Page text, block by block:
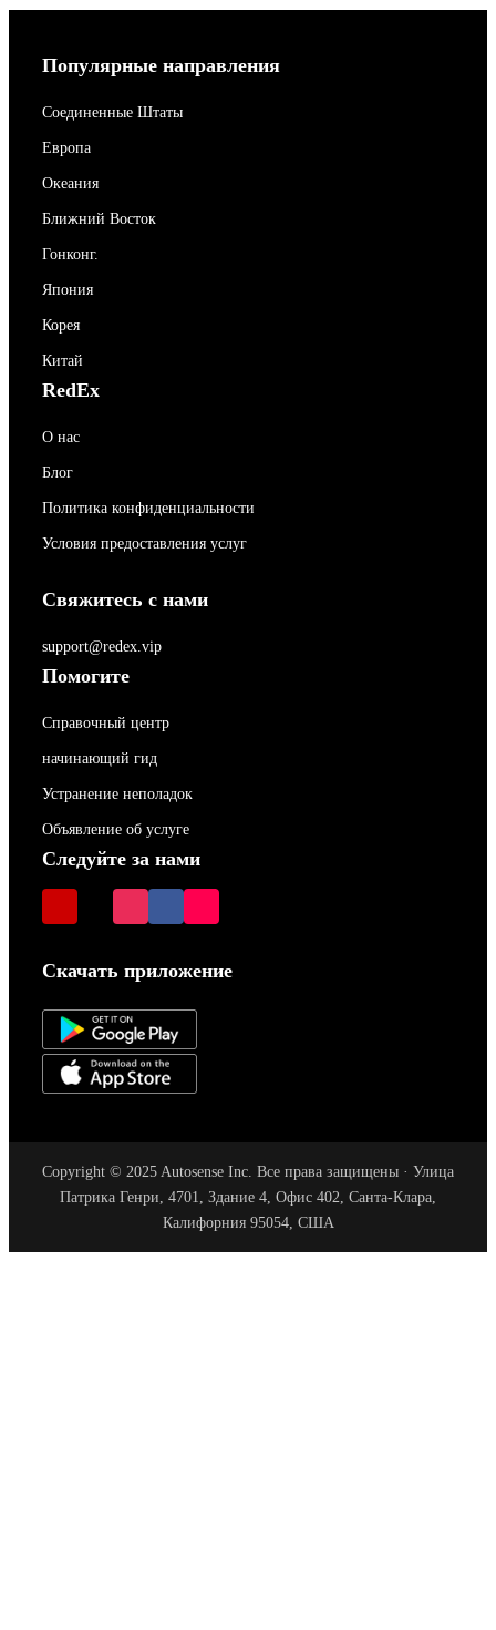
Популярные направления
Соединенные Штаты
Европа
Океания
Ближний Восток
Гонконг.
Япония
Корея
Китай
RedEx
О нас
Блог
Политика конфиденциальности
Условия предоставления услуг
Свяжитесь с нами
support@redex.vip
Помогите
Справочный центр
начинающий гид
Устранение неполадок
Объявление об услуге
Следуйте за нами
Скачать приложение
Copyright © 2025 Autosense Inc. Все права защищены · Улица
Патрика Генри, 4701, Здание 4, Офис 402, Санта-Клара,
Калифорния 95054, США